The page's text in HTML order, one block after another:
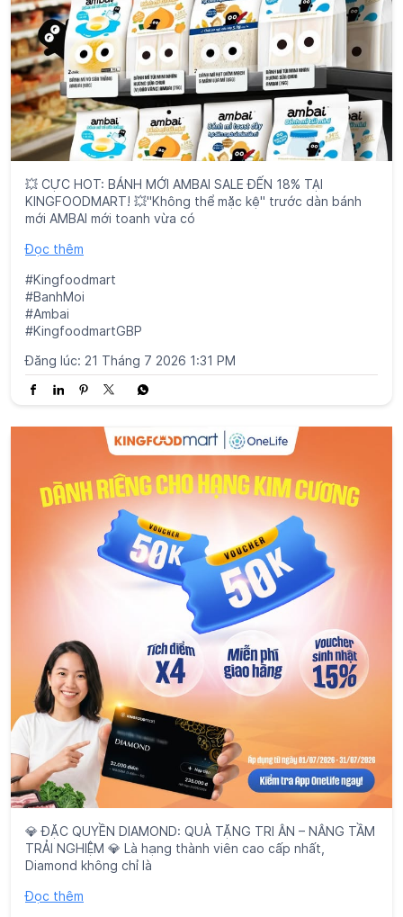
💥 CỰC HOT: BÁNH MỚI AMBAI SALE ĐẾN 18% TẠI
KINGFOODMART! 💥"Không thể mặc kệ" trước dàn bánh
mới AMBAI mới toanh vừa có
Đọc thêm
#Kingfoodmart
#BanhMoi
#Ambai
#KingfoodmartGBP
Đăng lúc: 21 Tháng 7 2026 1:31 PM
💎 ĐẶC QUYỀN DIAMOND: QUÀ TẶNG TRI ÂN – NÂNG TẦM
TRẢI NGHIỆM 💎 Là hạng thành viên cao cấp nhất,
Diamond không chỉ là
Đọc thêm